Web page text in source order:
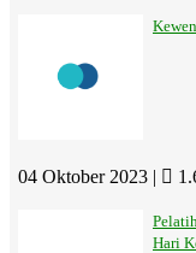
04 Oktober 2023 |
Hari